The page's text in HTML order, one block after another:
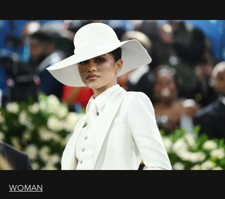
WOMAN